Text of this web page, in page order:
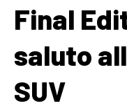
Final
saluto
SUV